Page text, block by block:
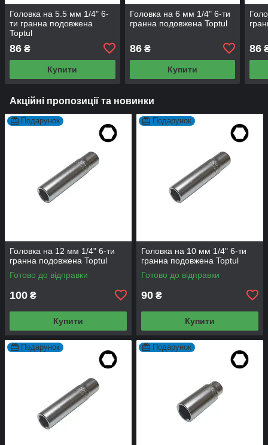
Головка на 5.5 мм 1/4" 6-
ти гранна подовжена
Toptul
86 ₴
Купити
Головка на 6 мм 1/4" 6-ти
гранна подовжена Toptul
86₴
Купити
86
Акційні пропозиції та новинки
Подарунок
Головка на 12 мм 1/4" 6-ти
гранна подовжена Toptul
Готово до відправки
100 ₴
Купити
Подарунок
Головка на 10 мм 1/4" 6-ти
гранна подовжена Toptul
Готово до відправки
90 ₴
Купити
Подарунок Подарунок